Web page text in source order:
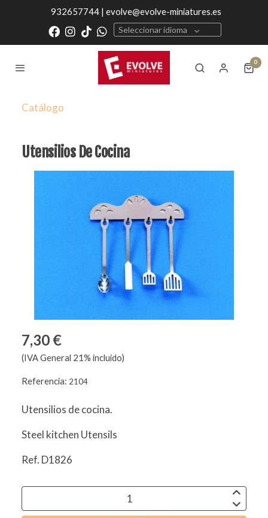
932657744 | evolve@evolve-miniatures.es
Seleccionar idioma
0
Catálogo
Utensilios De Cocina
7,30 €
(IVA General 21% incluido)
Referencia: 2104
Utensilios de cocina.
Steel kitchen Utensils
Ref. D1826